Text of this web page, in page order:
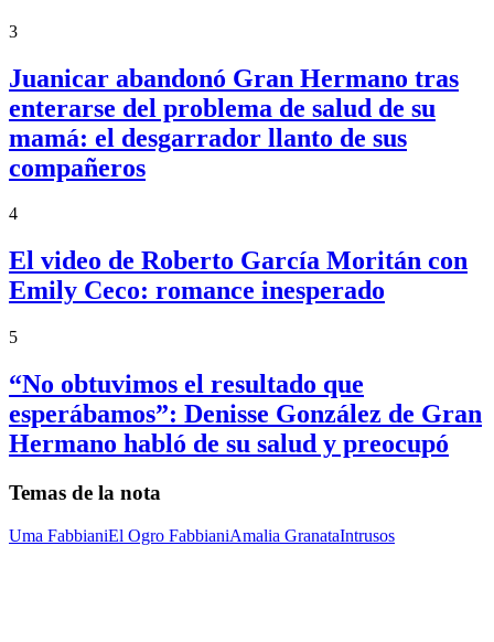
3
Juanicar abandonó Gran Hermano tras
enterarse del problema de salud de su
mamá: el desgarrador llanto de sus
compañeros
4
El video de Roberto García Moritán con
Emily Ceco: romance inesperado
5
“No obtuvimos el resultado que
esperábamos”: Denisse González de Gran
Hermano habló de su salud y preocupó
Temas de la nota
Uma FabbianiEl Ogro FabbianiAmalia GranataIntrusos